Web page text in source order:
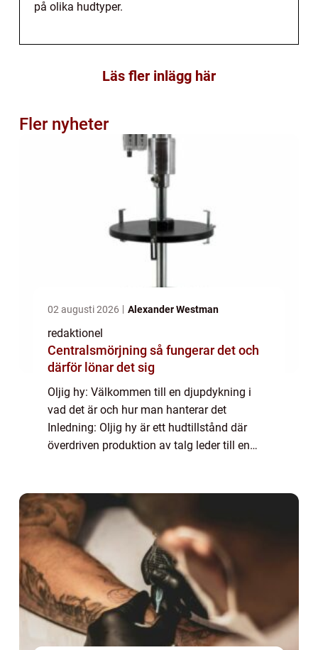
på olika hudtyper.
Läs fler inlägg här
Fler nyheter
02 augusti 2026 Alexander Westman
redaktionel
Centralsmörjning så fungerar det och
därför lönar det sig
Oljig hy: Välkommen till en djupdykning i
vad det är och hur man hanterar det
Inledning: Oljig hy är ett hudtillstånd där
överdriven produktion av talg leder till en